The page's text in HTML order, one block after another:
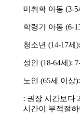
미취학 아동 (3-
학령기 아동 (6-
청소년 (14-17세
성인 (18-64세):
노인 (65세 이상
: 권장 시간보다
시간이 부적절